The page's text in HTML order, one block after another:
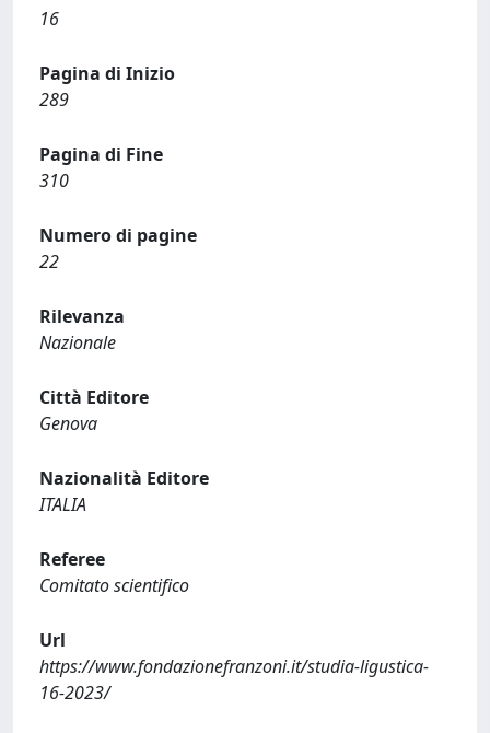
16
Pagina di Inizio
289
Pagina di Fine
310
Numero di pagine
22
Rilevanza
Nazionale
Città Editore
Genova
Nazionalità Editore
ITALIA
Referee
Comitato scientifico
Url
https://www.fondazionefranzoni.it/studia-ligustica-
16-2023/